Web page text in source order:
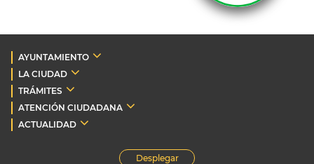
AYUNTAMIENTO
LA CIUDAD
TRÁMITES
ATENCIÓN CIUDADANA
ACTUALIDAD
Desplegar